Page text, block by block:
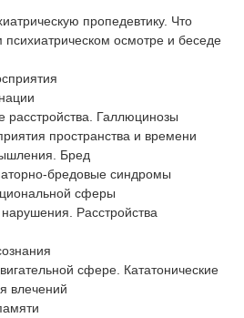
пропедевтику. Что
психиатрическом осмотре и беседе
расстройства. Галлюцинозы
пространства и времени
Бред
бредовые синдромы
сферы
Расстройства
сфере. Кататонические
влечений